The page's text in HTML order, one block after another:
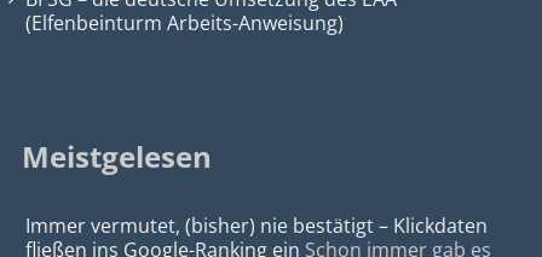
(Elfenbeinturm Arbeits-Anweisung)
Meistgelesen
Immer vermutet, (bisher) nie bestätigt – Klickdaten
fließen ins Google-Ranking ein Schon immer gab es